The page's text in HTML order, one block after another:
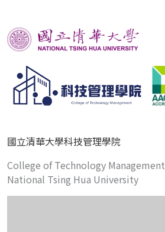
國立清華大學科技管理學院
College of Technology Management
National Tsing Hua University